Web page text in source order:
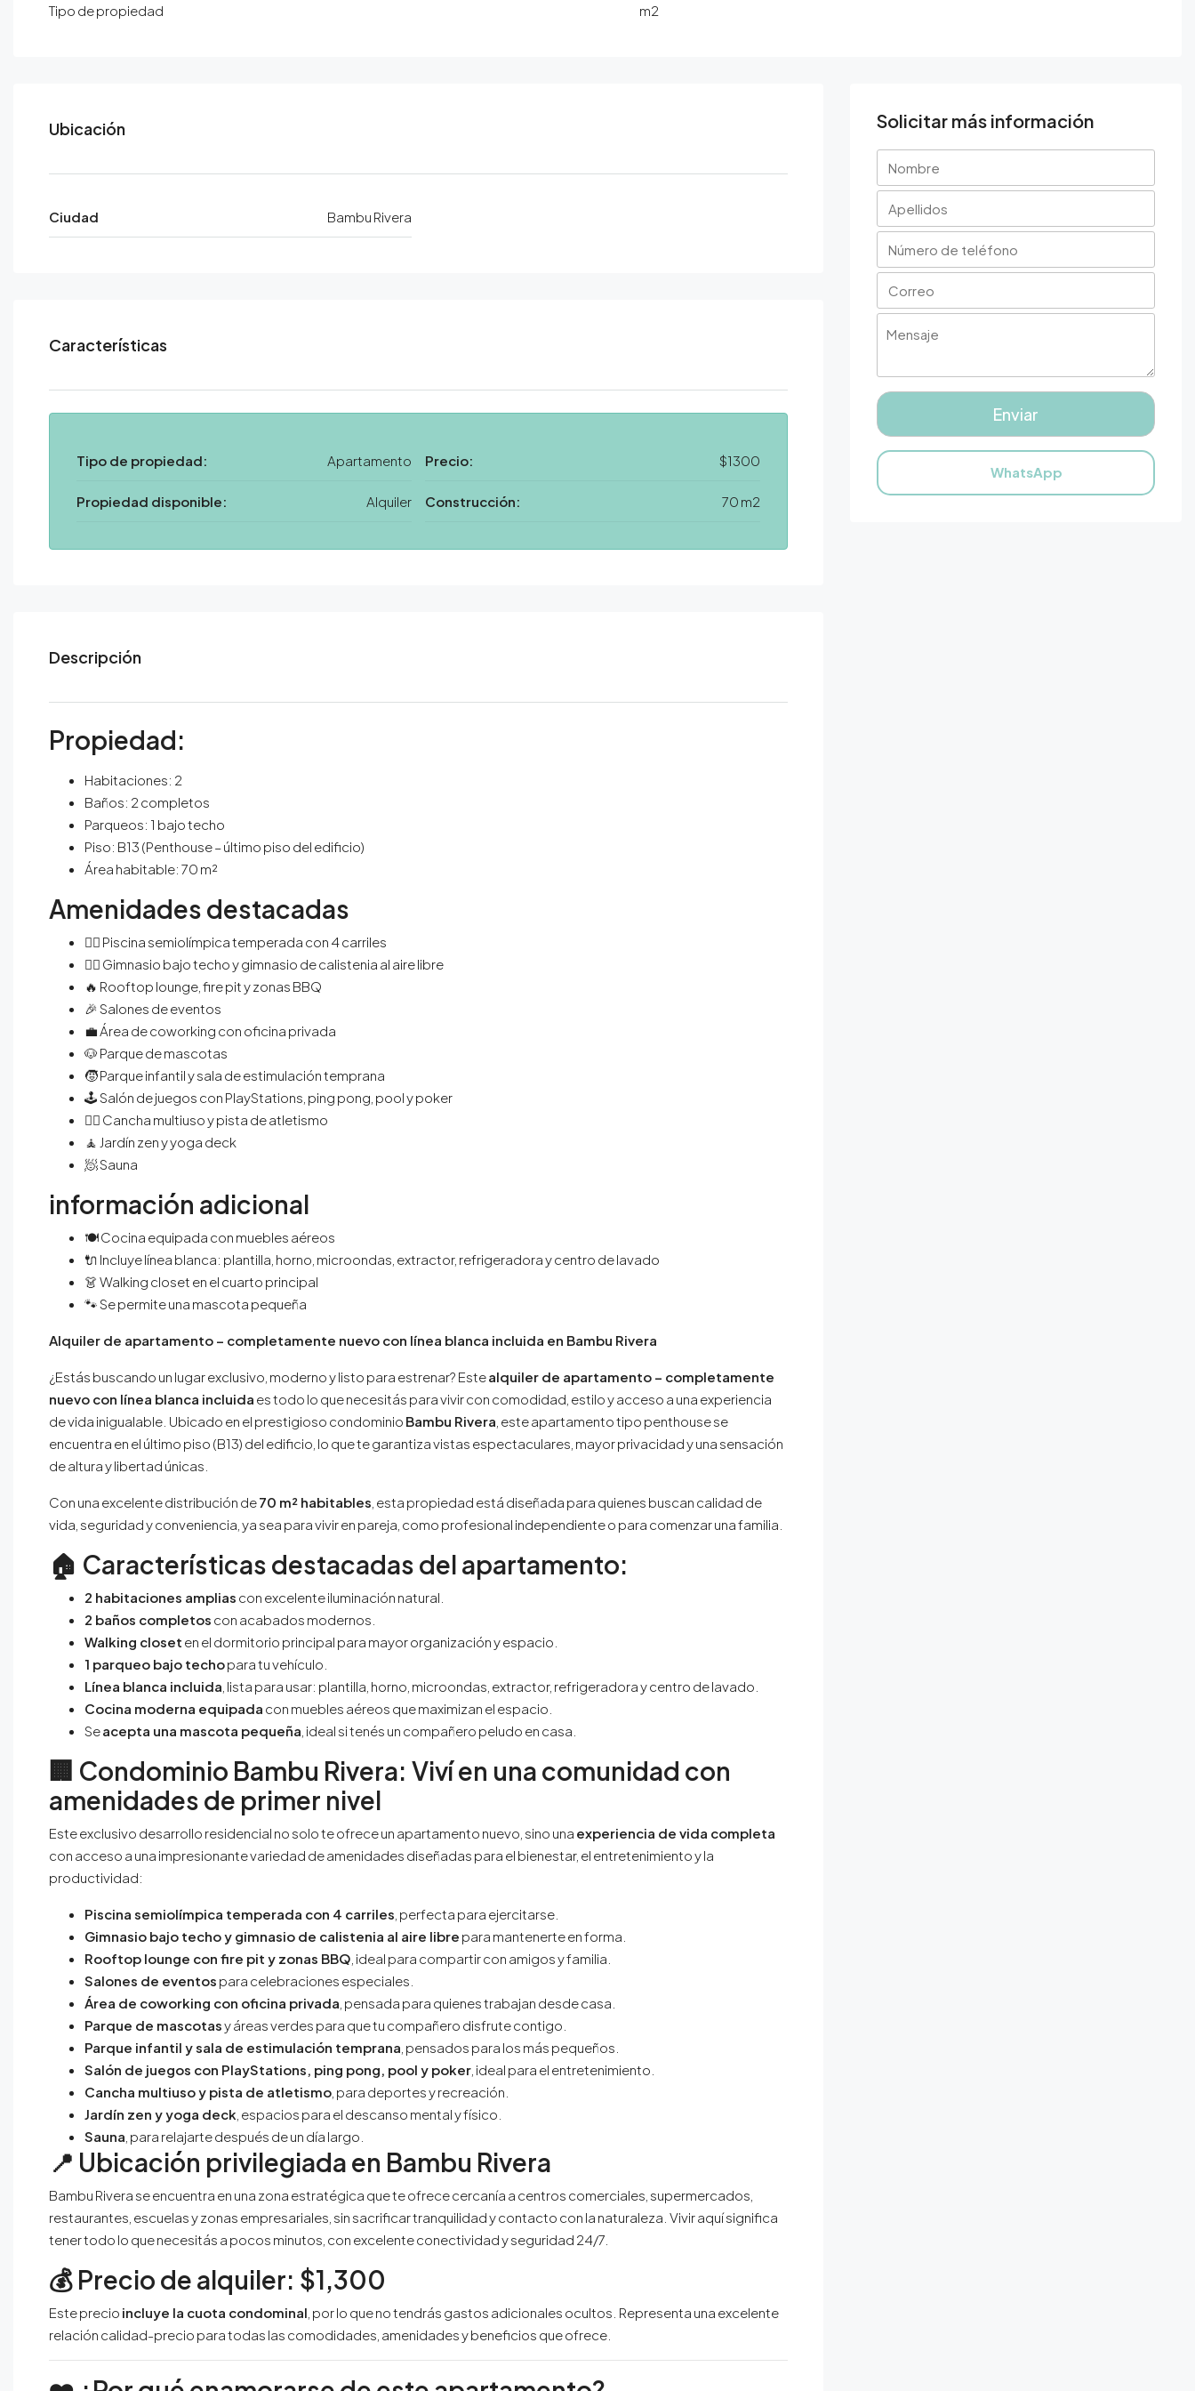
Tipo de propiedad m2
Ciudad Bambu Rivera
Tipo de propiedad: Apartamento
Propiedad disponible: Alquiler
Precio: $1300
Construcción: 70 m2
Descripción
Propiedad:
Habitaciones: 2
Baños: 2 completos
Parqueos: 1 bajo techo
Piso: B13 (Penthouse – último piso del edificio)
Área habitable: 70 m²
Amenidades destacadas
🏊‍♂️ Piscina semiolímpica temperada con 4 carriles
🏋️‍♀️ Gimnasio bajo techo y gimnasio de calistenia al aire libre
🔥 Rooftop lounge, fire pit y zonas BBQ
🎉 Salones de eventos
💼 Área de coworking con oficina privada
🐶 Parque de mascotas
🧒 Parque infantil y sala de estimulación temprana
🕹️ Salón de juegos con PlayStations, ping pong, pool y poker
🏃‍♂️ Cancha multiuso y pista de atletismo
🧘 Jardín zen y yoga deck
🧖 Sauna
información adicional
🍽️ Cocina equipada con muebles aéreos
🔌 Incluye línea blanca: plantilla, horno, microondas, extractor, refrigeradora y centro de lavado
👗 Walking closet en el cuarto principal
🐾 Se permite una mascota pequeña
Alquiler de apartamento – completamente nuevo con línea blanca incluida en Bambu Rivera
¿Estás buscando un lugar exclusivo, moderno y listo para estrenar? Estealquiler de apartamento – completamente
nuevo con línea blanca incluida es todo lo que necesitás para vivir con comodidad, estilo y acceso a una experiencia
de vida inigualable. Ubicado en el prestigioso condominio Bambu Rivera , este apartamento tipo penthouse se
encuentra en el último piso (B13) del edificio, lo que te garantiza vistas espectaculares, mayor privacidad y una sensación
de altura y libertad únicas.
Con una excelente distribución de70 m² habitables , esta propiedad está diseñada para quienes buscan calidad de
vida, seguridad y conveniencia, ya sea para vivir en pareja, como profesional independiente o para comenzar una familia.
🏠 Características destacadas del apartamento:
2 habitaciones amplias con excelente iluminación natural.
2 baños completos con acabados modernos.
Walking closet en el dormitorio principal para mayor organización y espacio.
1 parqueo bajo techopara tu vehículo.
Línea blanca incluida , lista para usar: plantilla, horno, microondas, extractor, refrigeradora y centro de lavado.
Cocina moderna equipada con muebles aéreos que maximizan el espacio.
Seacepta una mascota pequeña , ideal si tenés un compañero peludo en casa.
🏢 Condominio Bambu Rivera: Viví en una comunidad con
amenidades de primer nivel
Este exclusivo desarrollo residencial no solo te ofrece un apartamento nuevo, sino una experiencia de vida completa
con acceso a una impresionante variedad de amenidades diseñadas para el bienestar, el entretenimiento y la
productividad:
Piscina semiolímpica temperada con 4 carriles , perfecta para ejercitarse.
Gimnasio bajo techo y gimnasio de calistenia al aire libre para mantenerte en forma.
Rooftop lounge con fire pit y zonas BBQ , ideal para compartir con amigos y familia.
Salones de eventos para celebraciones especiales.
Área de coworking con oficina privada , pensada para quienes trabajan desde casa.
Parque de mascotasy áreas verdes para que tu compañero disfrute contigo.
Parque infantil y sala de estimulación temprana , pensados para los más pequeños.
Salón de juegos con PlayStations, ping pong, pool y poker , ideal para el entretenimiento.
Cancha multiuso y pista de atletismo , para deportes y recreación.
Jardín zen y yoga deck , espacios para el descanso mental y físico.
Sauna , para relajarte después de un día largo.
📍 Ubicación privilegiada en Bambu Rivera
Bambu Rivera se encuentra en una zona estratégica que te ofrece cercanía a centros comerciales, supermercados,
restaurantes, escuelas y zonas empresariales, sin sacrificar tranquilidad y contacto con la naturaleza. Vivir aquí significa
tener todo lo que necesitás a pocos minutos, con excelente conectividad y seguridad 24/7.
💰 Precio de alquiler: $1,300
Este precio incluye la cuota condominal , por lo que no tendrás gastos adicionales ocultos. Representa una excelente
relación calidad-precio para todas las comodidades, amenidades y beneficios que ofrece.
Solicitar más información
WhatsApp